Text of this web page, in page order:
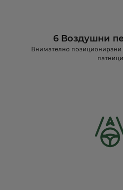
6 Воздушни
Внимателно позиционирани
патници